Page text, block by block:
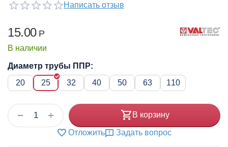
Написать отзыв
15.00 Р
В наличии
Диаметр трубы ППР:
20
25 32 40 50 63 110
+
− В корзину
Отложить Задать вопрос